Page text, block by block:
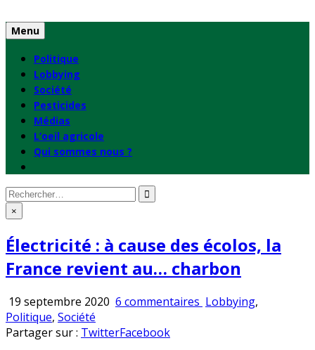
to
content
Menu
Politique
Lobbying
Société
Pesticides
Médias
L’oeil agricole
Qui sommes nous ?
Rechercher
: ×
Électricité : à cause des écolos, la
France revient au… charbon
19 septembre 2020 6 commentaires sur
Publié
Lobbying,
Politique, Société
Partager sur : TwitterFacebook